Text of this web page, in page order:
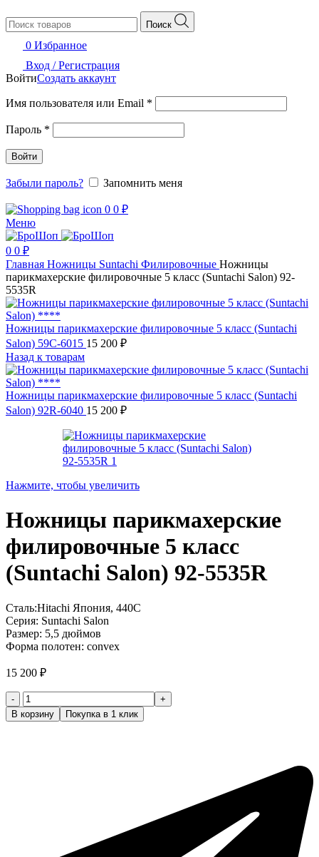
Поиск
0 Избранное
Вход / Регистрация
ВойтиСоздать аккаунт
Имя пользователя или Email *
Пароль *
Войти
Забыли пароль? Запомнить меня
0 0 ₽
Меню
0 0 ₽
Главная Ножницы Suntachi Филировочные Ножницы
парикмахерские филировочные 5 класс (Suntachi Salon) 92-
5535R
Ножницы парикмахерские филировочные 5 класс (Suntachi
Salon) 59C-6015 15 200 ₽
Назад к товарам
Ножницы парикмахерские филировочные 5 класс (Suntachi
Salon) 92R-6040 15 200 ₽
Нажмите, чтобы увеличить
Ножницы парикмахерские
филировочные 5 класс
(Suntachi Salon) 92-5535R
Сталь:Hitachi Япония, 440C
Серия: Suntachi Salon
Размер: 5,5 дюймов
Форма полотен: convex
15 200 ₽
Количество
товара
Ножницы
В корзину Покупка в 1 клик